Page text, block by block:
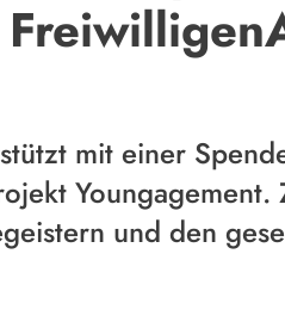
mit einer
und den